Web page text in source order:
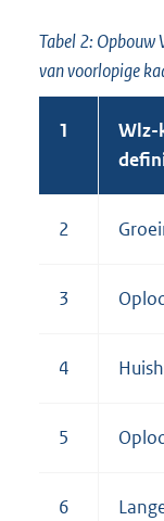
Tabel 2: Opbouw
van voorlopige
1
Wlz-
2
3
4
5
6